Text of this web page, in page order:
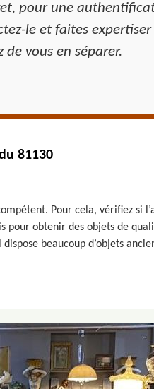
pour une
le et faites
de vous en séparer.
81130
Pour cela, vérifiez si
pour obtenir des objets de
beaucoup d’objets